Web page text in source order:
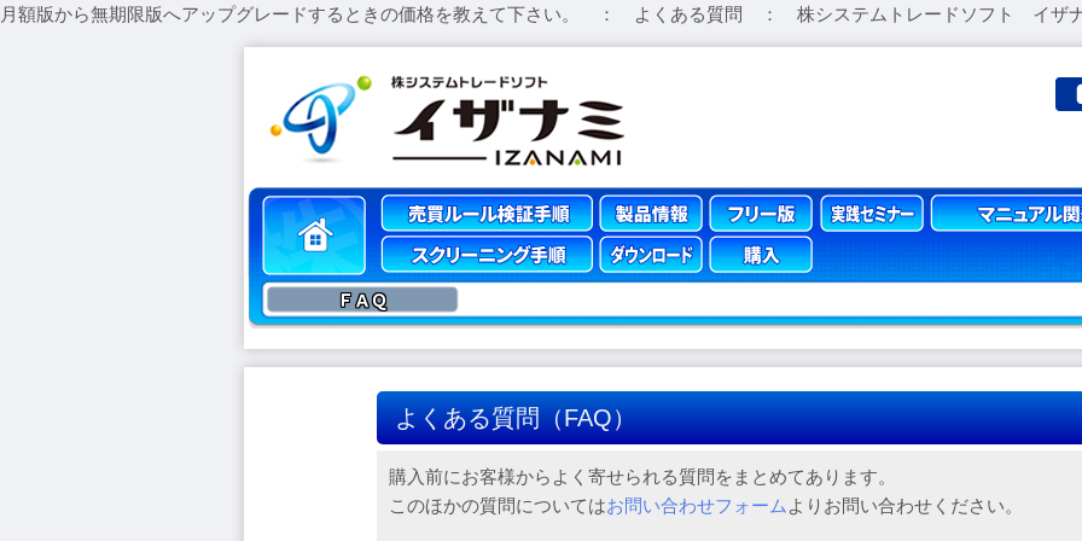
月額版から無期限版へアップグレードするときの価格を教えて下さい。 ： よくある質問 ： 株システムトレードソフト イザ
ＦＡＱ
よくある質問（FAQ）
購入前にお客様からよく寄せられる質問をまとめてあります。
このほかの質問についてはお問い合わせフォーム よりお問い合わせください。